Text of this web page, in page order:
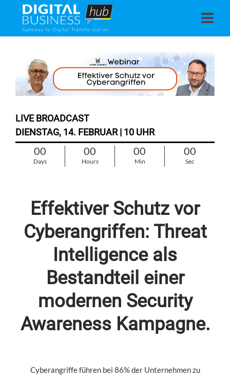
LIVE BROADCAST
DIENSTAG, 14. FEBRUAR | 10 UHR
00
Days
00
Hours
00
Min
00
Sec
Effektiver Schutz vor
Cyberangriffen: Threat
Intelligence als
Bestandteil einer
modernen Security
Awareness Kampagne.
Cyberangriffe führen bei 86% der Unternehmen zu